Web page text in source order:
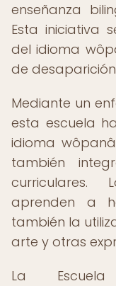
enseñanza
Esta iniciativa
del idioma
de
Mediante un
esta escuela
idioma
también
curriculares.
aprenden a
también la
arte y otras
La Escuela